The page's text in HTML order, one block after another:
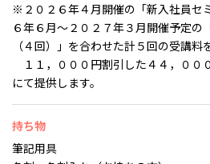
※２０２６年４月開催の「新入社員セ
６年６月～２０２７年３月開催予定の
（４回）」を合わせた計５回の受講料
１１，０００円割引した４４，００
にて提供します。
持ち物
筆記用具